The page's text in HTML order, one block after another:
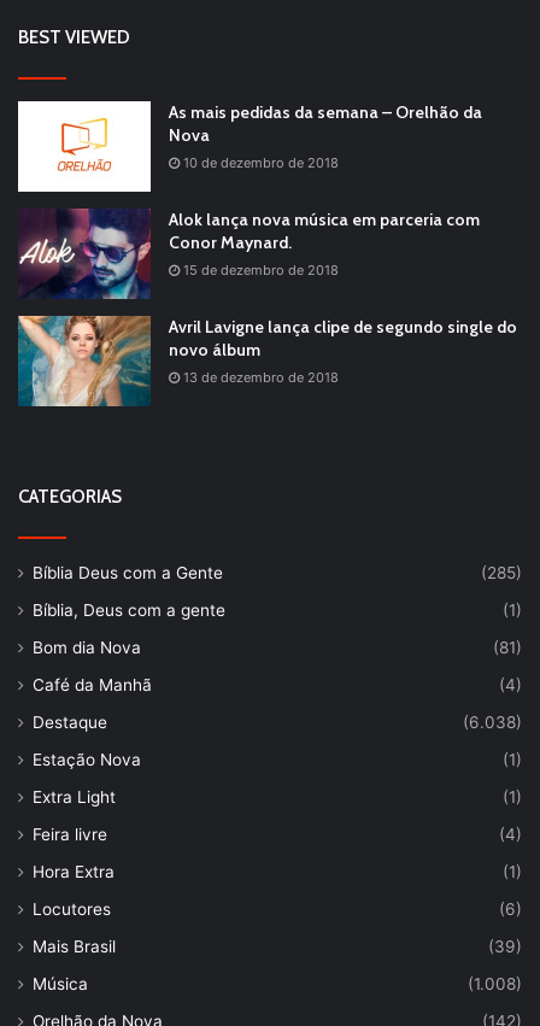
BEST VIEWED
As mais pedidas da semana – Orelhão da
Nova
10 de dezembro de 2018
Alok lança nova música em parceria com
Conor Maynard.
15 de dezembro de 2018
Avril Lavigne lança clipe de segundo single do
novo álbum
13 de dezembro de 2018
CATEGORIAS
Bíblia Deus com a Gente
(285)
Bíblia, Deus com a gente
(1)
Bom dia Nova
(81)
Café da Manhã
(4)
Destaque
(6.038)
Estação Nova
(1)
Extra Light
(1)
Feira livre
(4)
Hora Extra
(1)
Locutores
(6)
Mais Brasil
(39)
Música
(1.008)
Orelhão da Nova
(142)